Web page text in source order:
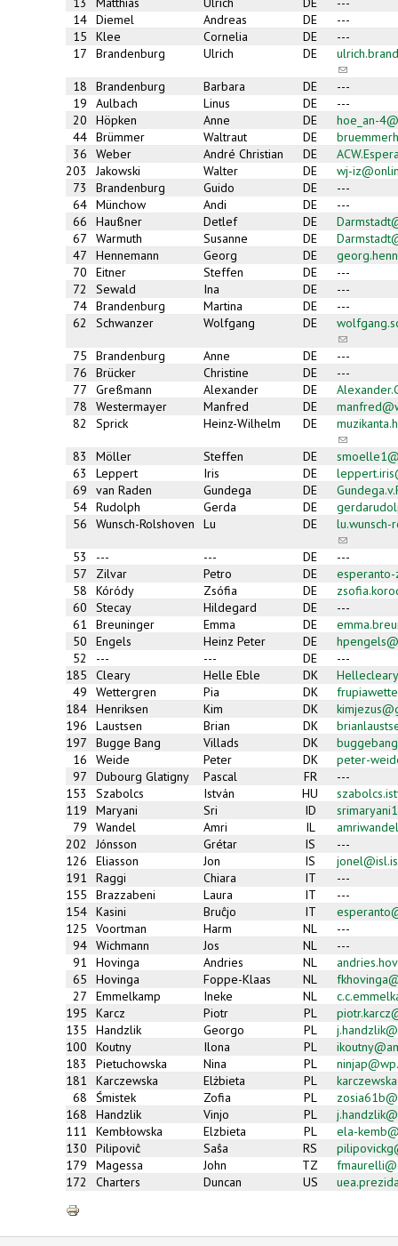
14 Diemel Andreas DE
---
15
Klee Cornelia DE
---
17
Brandenburg Ulrich DE
(link
sends
e-
mail)
18 Brandenburg Barbara DE
---
19
Aulbach Linus DE
---
20
Höpken Anne DE
hoe_an-
44 Brümmer Waltraut DE
36
Weber André Christian DE
203
Jakowski Walter DE
wj-
73
Brandenburg Guido DE
---
64 Münchow Andi DE
---
66
Haußner Detlef DE
67
Warmuth Susanne DE
47
Hennemann Georg DE
70
Eitner Steffen DE
---
72
Sewald Ina DE
---
74 Brandenburg Martina DE
---
62
Schwanzer Wolfgang DE
(link
sends
e-
mail)
75 Brandenburg Anne DE
---
76
Brücker Christine DE
---
77
Greßmann Alexander DE
78
Westermayer Manfred DE
82
Sprick Heinz-Wilhelm DE
(link
sends
e-
mail)
83 Möller Steffen DE
63
Leppert Iris DE
69
van Raden Gundega DE
54 Rudolph Gerda DE
56
Wunsch-Rolshoven Lu DE
lu.wunsch-
(link
sends
e-
mail)
53 --- --- DE
---
57
Zilvar Petro DE
58
Kóródy Zsófia DE
60
Stecay Hildegard DE
---
61
Breuninger Emma DE
50
Engels Heinz Peter DE
52
--- --- DE
---
185
Cleary Helle Eble DK
49
Wettergren Pia DK
184 Henriksen Kim DK
196
Laustsen Brian DK
197
Bugge Bang Villads DK
16
Weide Peter DK
peter-
97
Dubourg Glatigny Pascal FR
---
153
Szabolcs István HU
119
Maryani Sri ID
79
Wandel Amri IL
202
Jónsson Grétar IS
---
126
Eliasson Jon IS
jonel@isl.is
191
Raggi Chiara IT
---
155
Brazzabeni Laura IT
---
154 Kasini Bruĉjo IT
125
Voortman Harm NL
---
94 Wichmann Jos NL
---
91
Hovinga Andries NL
65
Hovinga Foppe-Klaas NL
27
Emmelkamp Ineke NL
195
Karcz Piotr PL
135
Handzlik Georgo PL
100
Koutny Ilona PL
183
Pietuchowska Nina PL
181
Karczewska Elżbieta PL
68
Śmistek Zofia PL
168
Handzlik Vinjo PL
111
Kembłowska Elzbieta PL
ela-
130
Pilipoviĉ Saŝa RS
179
Magessa John TZ
172
Charters Duncan US